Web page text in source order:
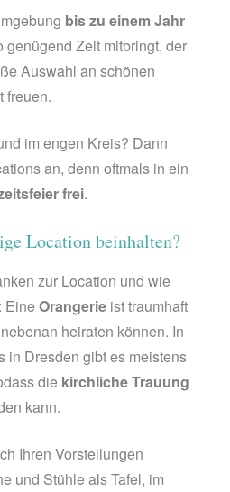
bis zu einem Jahr
genügend Zeit mitbringt, der
Auswahl an schönen
freuen.
im engen Kreis? Dann
an, denn oftmals in ein
frei.
Location beinhalten?
zur Location und wie
Eine Orangerie ist traumhaft
heiraten können. In
in Dresden gibt es meistens
die kirchliche Trauung
kann.
Ihren Vorstellungen
und Stühle als Tafel, im